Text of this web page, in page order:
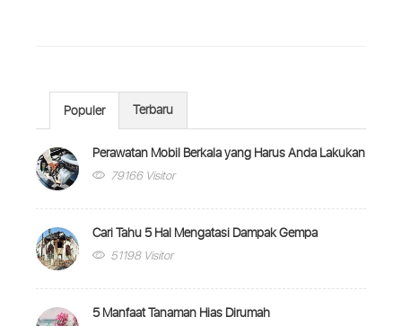
Populer Terbaru
Perawatan Mobil Berkala yang Harus Anda Lakukan
79166 Visitor
Cari Tahu 5 Hal Mengatasi Dampak Gempa
51198 Visitor
5 Manfaat Tanaman Hias Dirumah